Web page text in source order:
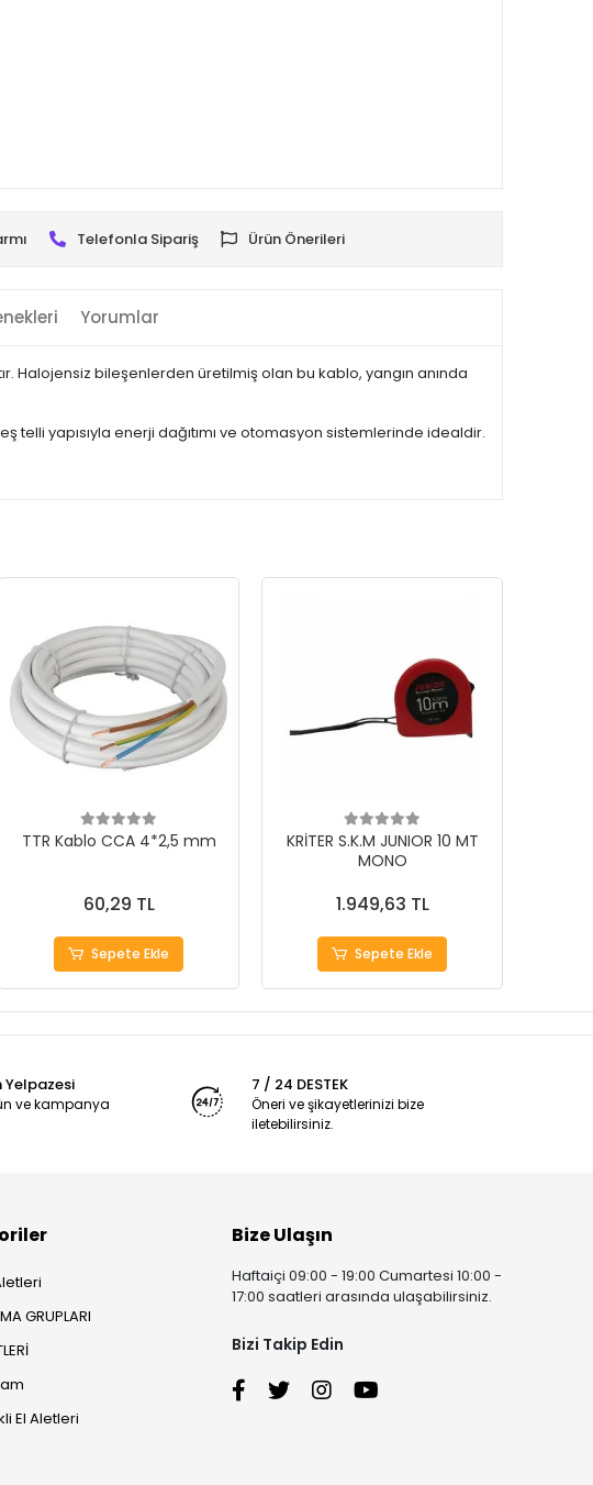
Telefonla Sipariş Ürün Önerileri
Yorumlar
Halojensiz bileşenlerden üretilmiş olan bu kablo, yangın anında
telli yapısıyla enerji dağıtımı ve otomasyon sistemlerinde idealdir.
TTR Kablo CCA 4*2,5 mm
60,29 TL
Sepete Ekle
KRİTER S.K.M JUNIOR 10 MT
MONO
1.949,63 TL
Sepete Ekle
Yelpazesi
ve kampanya
7 / 24 DESTEK
Öneri ve şikayetlerinizi bize
iletebilirsiniz.
GRUPLARI
El Aletleri
Bize Ulaşın
Haftaiçi 09:00 - 19:00 Cumartesi 10:00 -
17:00 saatleri arasında ulaşabilirsiniz.
Bizi Takip Edin